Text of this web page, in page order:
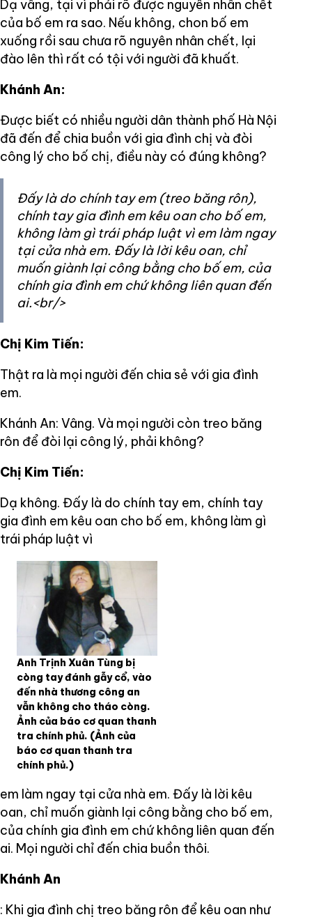
Dạ vâng, tại vì phải rõ được nguyên nhân chết
của bố em ra sao. Nếu không, chon bố em
xuống rồi sau chưa rõ nguyên nhân chết, lại
đào lên thì rất có tội với người đã khuất.
Khánh An:
Được biết có nhiều người dân thành phố Hà Nội
đã đến để chia buồn với gia đình chị và đòi
công lý cho bố chị, điều này có đúng không?
Đấy là do chính tay em (treo băng rôn),
chính tay gia đình em kêu oan cho bố em,
không làm gì trái pháp luật vì em làm ngay
tại cửa nhà em. Đấy là lời kêu oan, chỉ
muốn giành lại công bằng cho bố em, của
chính gia đình em chứ không liên quan đến
ai.<br/>
Chị Kim Tiến:
Thật ra là mọi người đến chia sẻ với gia đình
em.
Khánh An: Vâng. Và mọi người còn treo băng
rôn để đòi lại công lý, phải không?
Chị Kim Tiến:
Dạ không. Đấy là do chính tay em, chính tay
gia đình em kêu oan cho bố em, không làm gì
trái pháp luật vì
Anh Trịnh Xuân Tùng bị
còng tay đánh gẫy cổ, vào
đến nhà thương công an
vẫn không cho tháo còng.
Ảnh của báo cơ quan thanh
tra chính phủ. (Ảnh của
báo cơ quan thanh tra
chính phủ.)
em làm ngay tại cửa nhà em. Đấy là lời kêu
oan, chỉ muốn giành lại công bằng cho bố em,
của chính gia đình em chứ không liên quan đến
ai. Mọi người chỉ đến chia buồn thôi.
Khánh An
: Khi gia đình chị treo băng rôn để kêu oan như